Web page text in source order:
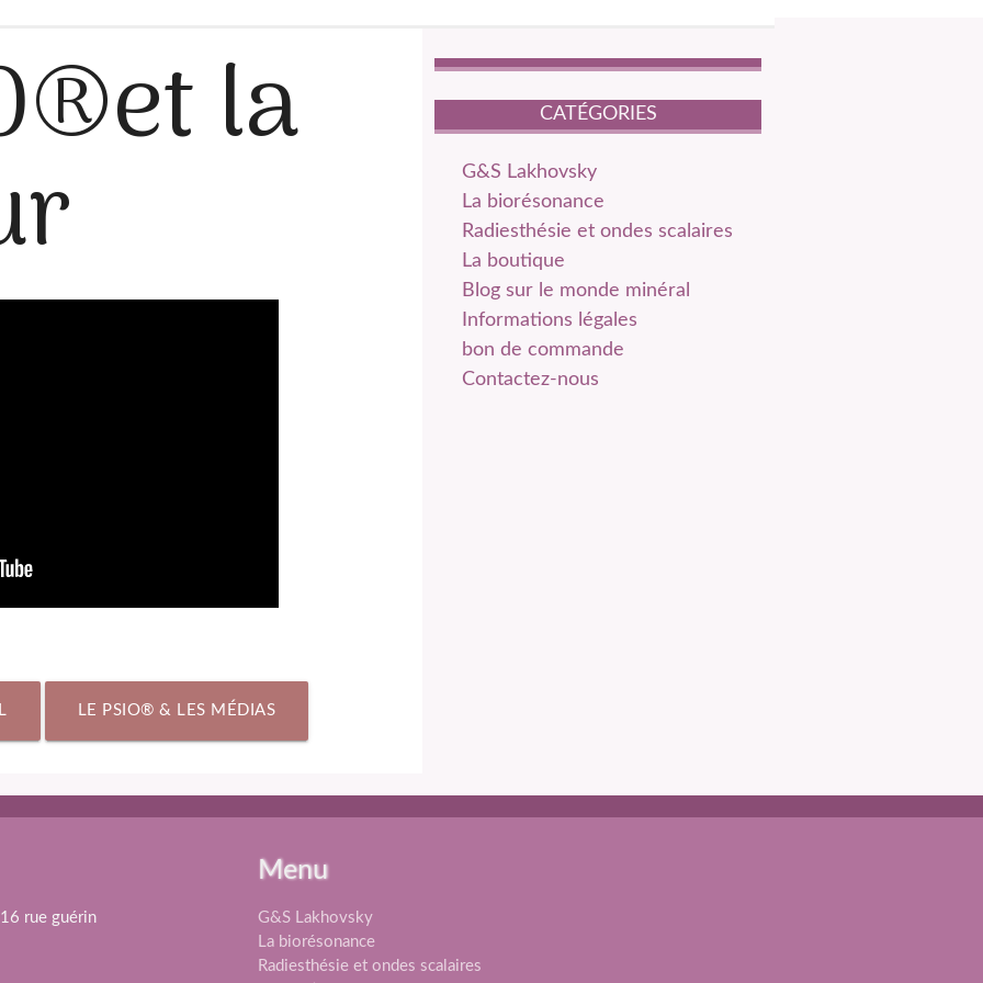
la
LE PSIO® & LES MÉDIAS
CATÉGORIES
catégoriesG&S Lakhovsky
La biorésonance
Radiesthésie et ondes scalaires
La boutique
Blog sur le monde minéral
Informations légales
bon de commande
Contactez-nous
rue guérin
Menu
G&S Lakhovsky
La biorésonance
Radiesthésie et ondes scalaires